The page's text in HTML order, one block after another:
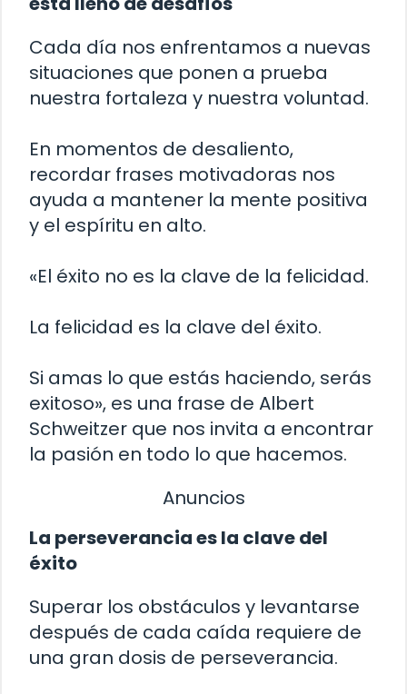
Cada día nos enfrentamos a nuevas
situaciones que ponen a prueba
nuestra fortaleza y nuestra voluntad.
En momentos de desaliento,
recordar frases motivadoras nos
ayuda a mantener la mente positiva
y el espíritu en alto.
«El éxito no es la clave de la felicidad.
La felicidad es la clave del éxito.
Si amas lo que estás haciendo, serás
exitoso», es una frase de Albert
Schweitzer que nos invita a encontrar
la pasión en todo lo que hacemos.
Anuncios
La perseverancia es la clave del
éxito
Superar los obstáculos y levantarse
después de cada caída requiere de
una gran dosis de perseverancia.